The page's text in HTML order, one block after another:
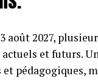
août 2027,
et futurs.
pédagogiques,